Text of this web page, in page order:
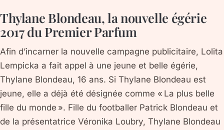
Thylane Blondeau, la nouvelle égérie
2017 du Premier Parfum
Afin d’incarner la nouvelle campagne publicitaire, Lolita
Lempicka a fait appel à une jeune et belle égérie,
Thylane Blondeau, 16 ans. Si Thylane Blondeau est
jeune, elle a déjà été désignée comme « La plus belle
fille du monde ». Fille du footballer Patrick Blondeau et
de la présentatrice Véronika Loubry, Thylane Blondeau